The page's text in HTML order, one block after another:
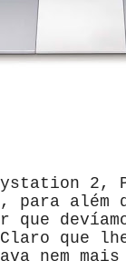
2,
para além
que
que
nem